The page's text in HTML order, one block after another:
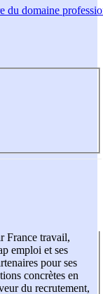
du domaine
France travail,
emploi et ses
pour ses
concrètes en
du recrutement,